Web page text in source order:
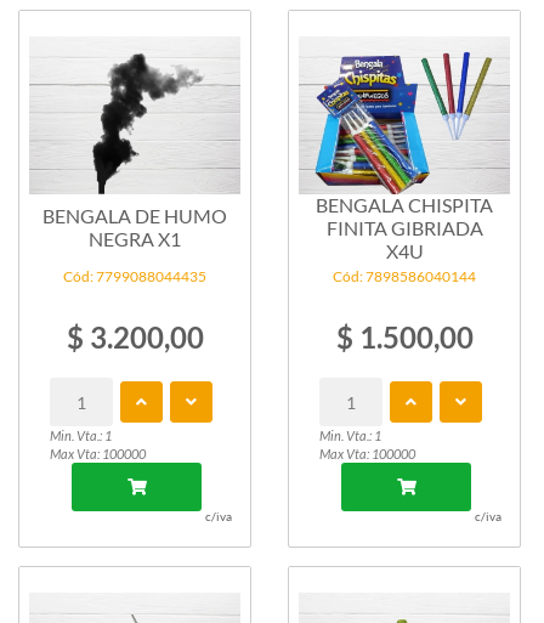
BENGALA DE HUMO
NEGRA X1
Cód: 7799088044435
$ 3.200,00
Min. Vta.: 1
Max Vta: 100000
c/iva
BENGALA CHISPITA
FINITA GIBRIADA
X4U
Cód: 7898586040144
$ 1.500,00
Min. Vta.: 1
Max Vta: 100000
c/iva